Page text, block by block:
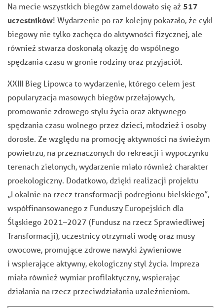
Na mecie wszystkich biegów zameldowało się aż 517
uczestników! Wydarzenie po raz kolejny pokazało, że cykl
biegowy nie tylko zachęca do aktywności fizycznej, ale
również stwarza doskonałą okazję do wspólnego
spędzania czasu w gronie rodziny oraz przyjaciół.
XXIII Bieg Lipowca to wydarzenie, którego celem jest
popularyzacja masowych biegów przełajowych,
promowanie zdrowego stylu życia oraz aktywnego
spędzania czasu wolnego przez dzieci, młodzież i osoby
dorosłe. Ze względu na promocję aktywności na świeżym
powietrzu, na przeznaczonych do rekreacji i wypoczynku
terenach zielonych, wydarzenie miało również charakter
proekologiczny. Dodatkowo, dzięki realizacji projektu
„Lokalnie na rzecz transformacji podregionu bielskiego”,
współfinansowanego z Funduszy Europejskich dla
Śląskiego 2021–2027 (Fundusz na rzecz Sprawiedliwej
Transformacji), uczestnicy otrzymali wodę oraz musy
owocowe, promujące zdrowe nawyki żywieniowe
i wspierające aktywny, ekologiczny styl życia. Impreza
miała również wymiar profilaktyczny, wspierając
działania na rzecz przeciwdziałania uzależnieniom.